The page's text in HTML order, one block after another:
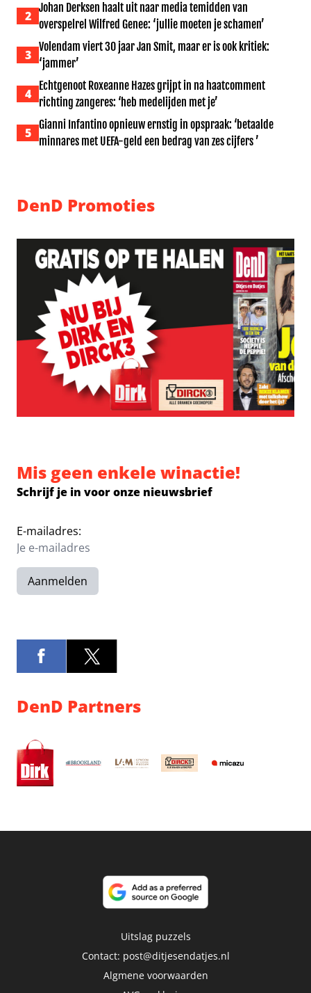
2
Johan Derksen haalt uit naar media temidden van
overspelrel Wilfred Genee: ‘jullie moeten je schamen’
3
Volendam viert 30 jaar Jan Smit, maar er is ook kritiek:
‘jammer’
4
Echtgenoot Roxeanne Hazes grijpt in na haatcomment
richting zangeres: ‘heb medelijden met je’
5
Gianni Infantino opnieuw ernstig in opspraak: ‘betaalde
minnares met UEFA-geld een bedrag van zes cijfers ’
DenD Promoties
Mis geen enkele winactie!
Schrijf je in voor onze nieuwsbrief
E-mailadres:
Aanmelden
DenD Partners
Uitslag puzzels
Contact: post@ditjesendatjes.nl
Algmene voorwaarden